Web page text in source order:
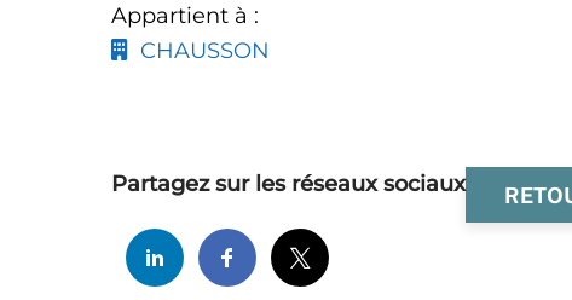
Appartient à :
CHAUSSON
Partagez sur les réseaux sociaux